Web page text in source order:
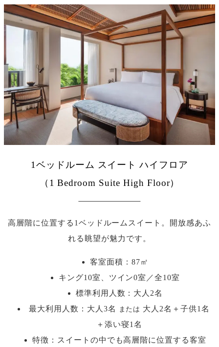
1ベッドルーム スイート ハイフロア
（1 Bedroom Suite High Floor）
高層階に位置する1ベッドルームスイート。開放感あふ
れる眺望が魅力です。
客室面積：87㎡
キング10室、ツイン0室／全10室
標準利用人数： 大人2名
最大利用人数： 大人3名 または 大人2名＋子供1名
＋添い寝1名
特徴：スイートの中でも高層階に位置する客室